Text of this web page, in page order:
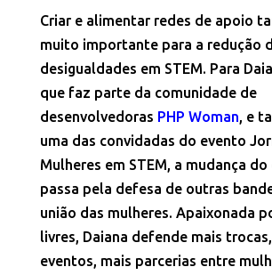
Criar e alimentar redes de apoio
muito importante para a redução
desigualdades em STEM. Para
que faz parte da comunidade de
desenvolvedoras PHP Woman , e
uma das convidadas do evento
Mulheres em STEM, a mudança do
passa pela defesa de outras
união das mulheres. Apaixonada
livres, Daiana defende mais
eventos, mais parcerias entre